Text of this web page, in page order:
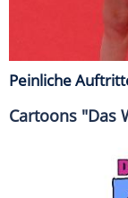
Peinliche
Cartoons "Das